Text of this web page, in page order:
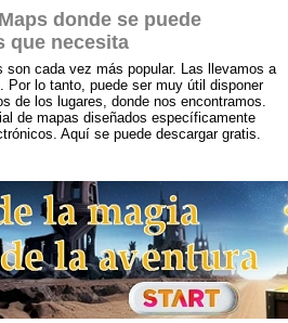
donde se puede
que necesita
son cada vez más popular. Las llevamos a
Por lo tanto, puede ser muy útil disponer
de los lugares, donde nos encontramos.
de mapas diseñados específicamente
Aquí se puede descargar gratis.